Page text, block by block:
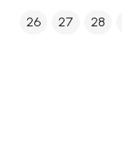
26 27 28